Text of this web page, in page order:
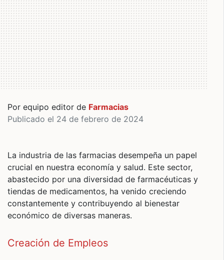
Por equipo editor de Farmacias
Publicado el 24 de febrero de 2024
La industria de las farmacias desempeña un papel
crucial en nuestra economía y salud. Este sector,
abastecido por una diversidad de farmacéuticas y
tiendas de medicamentos, ha venido creciendo
constantemente y contribuyendo al bienestar
económico de diversas maneras.
Creación de Empleos